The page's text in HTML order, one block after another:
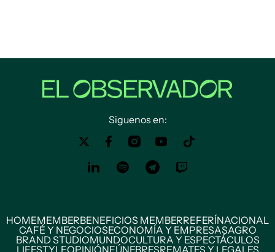
Siguenos en:
HOMEMEMBERBENEFICIOS MEMBERREFERÍNACIONAL
CAFÉ Y NEGOCIOSECONOMÍA Y EMPRESASAGRO
BRAND STUDIOMUNDOCULTURA Y ESPECTÁCULOS